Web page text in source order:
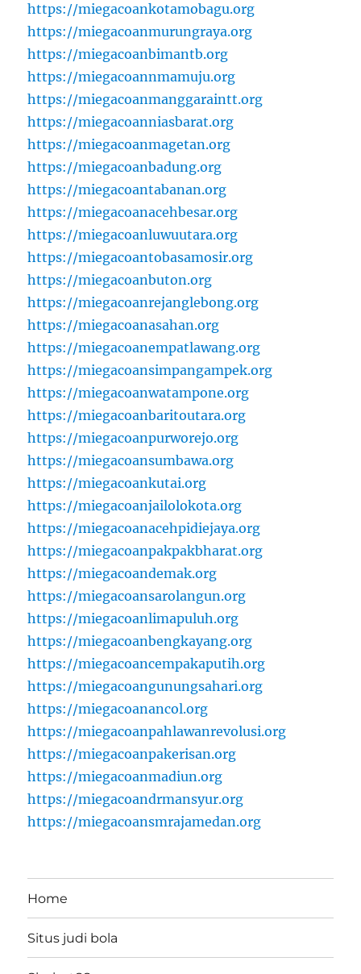
https://miegacoankotamobagu.org
https://miegacoanmurungraya.org
https://miegacoanbimantb.org
https://miegacoannmamuju.org
https://miegacoanmanggaraintt.org
https://miegacoanniasbarat.org
https://miegacoanmagetan.org
https://miegacoanbadung.org
https://miegacoantabanan.org
https://miegacoanacehbesar.org
https://miegacoanluwuutara.org
https://miegacoantobasamosir.org
https://miegacoanbuton.org
https://miegacoanrejanglebong.org
https://miegacoanasahan.org
https://miegacoanempatlawang.org
https://miegacoansimpangampek.org
https://miegacoanwatampone.org
https://miegacoanbaritoutara.org
https://miegacoanpurworejo.org
https://miegacoansumbawa.org
https://miegacoankutai.org
https://miegacoanjailolokota.org
https://miegacoanacehpidiejaya.org
https://miegacoanpakpakbharat.org
https://miegacoandemak.org
https://miegacoansarolangun.org
https://miegacoanlimapuluh.org
https://miegacoanbengkayang.org
https://miegacoancempakaputih.org
https://miegacoangunungsahari.org
https://miegacoanancol.org
https://miegacoanpahlawanrevolusi.org
https://miegacoanpakerisan.org
https://miegacoanmadiun.org
https://miegacoandrmansyur.org
https://miegacoansmrajamedan.org
Home
Situs judi bola